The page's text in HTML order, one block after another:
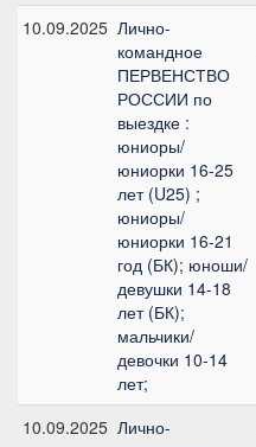
10.09.2025 Лично-
командное
ПЕРВЕНСТВО
РОССИИ по
выездке :
юниоры/
юниорки 16-25
лет (U25) ;
юниоры/
юниорки 16-21
год (БК); юноши/
девушки 14-18
лет (БК);
мальчики/
девочки 10-14
лет;
10.09.2025 Лично-